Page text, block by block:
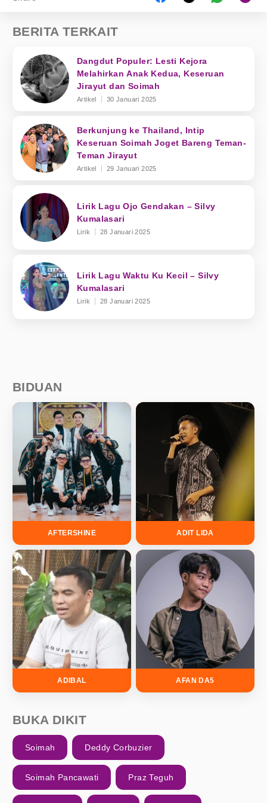
BERITA TERKAIT
Dangdut Populer: Lesti Kejora
Melahirkan Anak Kedua, Keseruan
Jirayut dan Soimah
Artikel 30 Januari 2025
Berkunjung ke Thailand, Intip
Keseruan Soimah Joget Bareng Teman-
Teman Jirayut
Artikel 29 Januari 2025
Lirik Lagu Ojo Gendakan – Silvy
Kumalasari
Lirik 28 Januari 2025
Lirik Lagu Waktu Ku Kecil – Silvy
Kumalasari
Lirik 28 Januari 2025
BIDUAN
AFTERSHINE ADIT LIDA
ADIBAL AFAN DA5
BUKA DIKIT
Soimah Deddy Corbuzier
Soimah Pancawati Praz Teguh